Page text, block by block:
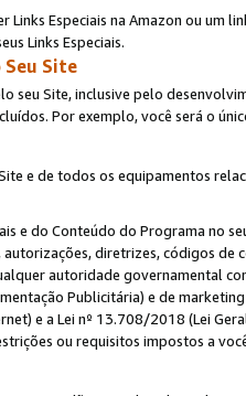
Links Especiais na Amazon ou um
Links Especiais.
Seu Site
seu Site, inclusive pelo
Por exemplo, você será o
e de todos os equipamentos
e do Conteúdo do Programa no
diretrizes, códigos
autoridade governamental
Publicitária) e de
e a Lei nº 13.708/2018 (Lei
ou requisitos impostos a